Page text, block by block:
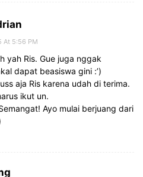
At 5:56 PM
yah Ris. Gue juga nggak
dapat beasiswa gini :’)
aja Ris karena udah di terima.
ikut un.
Ayo mulai berjuang dari